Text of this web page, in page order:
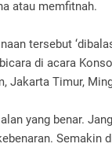
atau memfitnah.
tersebut
di acara
Jakarta Timur,
yang benar.
Semakin